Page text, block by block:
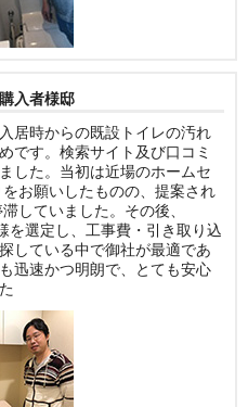
入者様邸
居時からの既設トイレの汚れ
です。検索サイト及び口コミ
した。当初は近場のホームセ
お願いしたものの、提案され
していました。その後、
選定し、工事費・引き取り込
している中で御社が最適であ
迅速かつ明朗で、とても安心